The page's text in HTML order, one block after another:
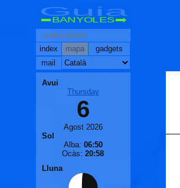
Guia
BANYOLES
index mapa
gadgets
mail
Avui
Thursday
6
Agost 2026
Sol
Alba: 06:50
Ocàs: 20:58
Lluna